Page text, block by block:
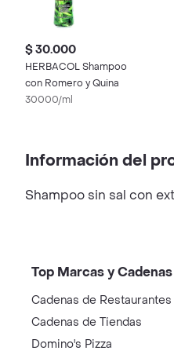
$ 30.000
HERBACOL Shampoo
con Romero y Quina
30000/ml
Información del
Shampoo sin sal con
Top Marcas y
Cadenas de Restaurantes
Cadenas de Tiendas
Domino's Pizza